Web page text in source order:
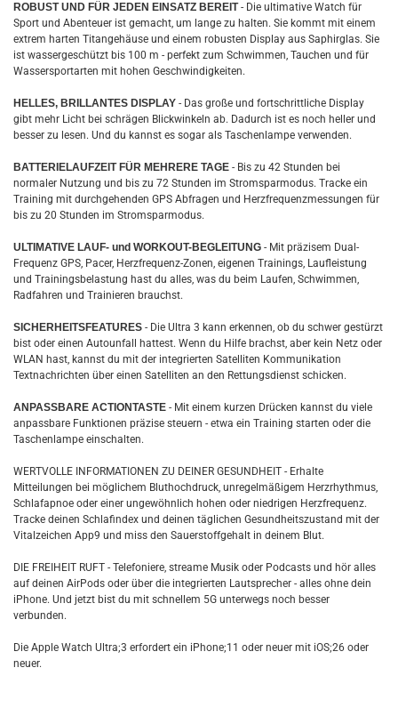
ROBUST UND FÜR JEDEN EINSATZ BEREIT- Die ultimative Watch für
Sport und Abenteuer ist gemacht, um lange zu halten. Sie kommt mit einem
extrem harten Titangehäuse und einem robusten Display aus Saphirglas. Sie
ist wassergeschützt bis 100 m - perfekt zum Schwimmen, Tauchen und für
Wassersportarten mit hohen Geschwindigkeiten.
HELLES, BRILLANTES DISPLAY - Das große und fortschrittliche Display
gibt mehr Licht bei schrägen Blickwinkeln ab. Dadurch ist es noch heller und
besser zu lesen. Und du kannst es sogar als Taschenlampe verwenden.
BATTERIELAUFZEIT FÜR MEHRERE TAGE - Bis zu 42 Stunden bei
normaler Nutzung und bis zu 72 Stunden im Stromsparmodus. Tracke ein
Training mit durchgehenden GPS Abfragen und Herzfrequenzmessungen für
bis zu 20 Stunden im Stromsparmodus.
ULTIMATIVE LAUF- und WORKOUT-BEGLEITUNG - Mit präzisem Dual-
Frequenz GPS, Pacer, Herzfrequenz-Zonen, eigenen Trainings, Laufleistung
und Trainingsbelastung hast du alles, was du beim Laufen, Schwimmen,
Radfahren und Trainieren brauchst.
SICHERHEITSFEATURES - Die Ultra 3 kann erkennen, ob du schwer gestürzt
bist oder einen Autounfall hattest. Wenn du Hilfe brachst, aber kein Netz oder
WLAN hast, kannst du mit der integrierten Satelliten Kommunikation
Textnachrichten über einen Satelliten an den Rettungsdienst schicken.
ANPASSBARE ACTIONTASTE - Mit einem kurzen Drücken kannst du viele
anpassbare Funktionen präzise steuern - etwa ein Training starten oder die
Taschenlampe einschalten.
WERTVOLLE INFORMATIONEN ZU DEINER GESUNDHEIT - Erhalte
Mitteilungen bei möglichem Bluthochdruck, unregelmäßigem Herzrhythmus,
Schlafapnoe oder einer ungewöhnlich hohen oder niedrigen Herzfrequenz.
Tracke deinen Schlafindex und deinen täglichen Gesundheitszustand mit der
Vitalzeichen App9 und miss den Sauerstoffgehalt in deinem Blut.
DIE FREIHEIT RUFT - Telefoniere, streame Musik oder Podcasts und hör alles
auf deinen AirPods oder über die integrierten Lautsprecher - alles ohne dein
iPhone. Und jetzt bist du mit schnellem 5G unterwegs noch besser
verbunden.
Die Apple Watch Ultra;3 erfordert ein iPhone;11 oder neuer mit iOS;26 oder
neuer.